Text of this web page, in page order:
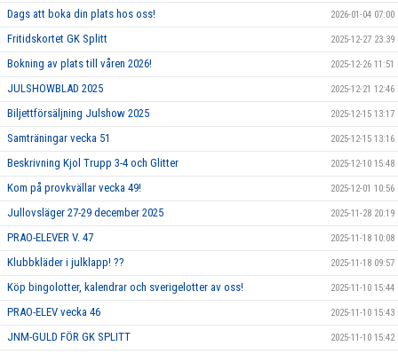
Dags att boka din plats hos oss! 2026-01-04 07:00
Fritidskortet GK Splitt 2025-12-27 23:39
Bokning av plats till våren 2026! 2025-12-26 11:51
JULSHOWBLAD 2025 2025-12-21 12:46
Biljettförsäljning Julshow 2025 2025-12-15 13:17
Samträningar vecka 51 2025-12-15 13:16
Beskrivning Kjol Trupp 3-4 och Glitter 2025-12-10 15:48
Kom på provkvällar vecka 49! 2025-12-01 10:56
Jullovsläger 27-29 december 2025 2025-11-28 20:19
PRAO-ELEVER V. 47 2025-11-18 10:08
Klubbkläder i julklapp! ?? 2025-11-18 09:57
Köp bingolotter, kalendrar och sverigelotter av oss! 2025-11-10 15:44
PRAO-ELEV vecka 46 2025-11-10 15:43
JNM-GULD FÖR GK SPLITT 2025-11-10 15:42